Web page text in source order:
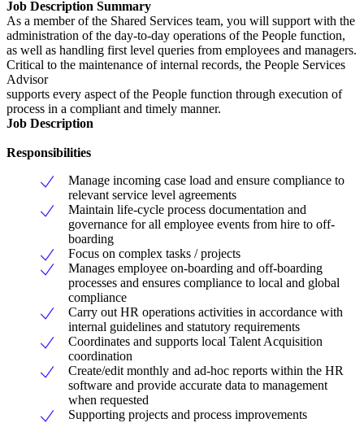
Job Description Summary
As a member of the Shared Services team, you will support with the
administration of the day-to-day operations of the People function,
as well as handling first level queries from employees and managers.
Critical to the maintenance of internal records, the People Services
Advisor
supports every aspect of the People function through execution of
process in a compliant and timely manner.
Job Description
Responsibilities
Manage incoming case load and ensure compliance to
relevant service level agreements
Maintain life-cycle process documentation and
governance for all employee events from hire to off-
boarding
Focus on complex tasks / projects
Manages employee on-boarding and off-boarding
processes and ensures compliance to local and global
compliance
Carry out HR operations activities in accordance with
internal guidelines and statutory requirements
Coordinates and supports local Talent Acquisition
coordination
Create/edit monthly and ad-hoc reports within the HR
software and provide accurate data to management
when requested
Supporting projects and process improvements